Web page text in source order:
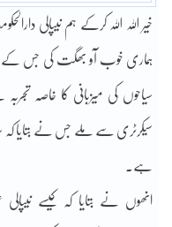
خیر اللہ اللہ کرکے ہم نیپالی
ہماری خوب آو بھگت کی جس کے ہم
سیاحوں کی میزبانی کا خاصہ
سیکرٹری سے ملے جس نے بتایا کہ
ہے۔
انھوں نے بتایا کہ کیسے